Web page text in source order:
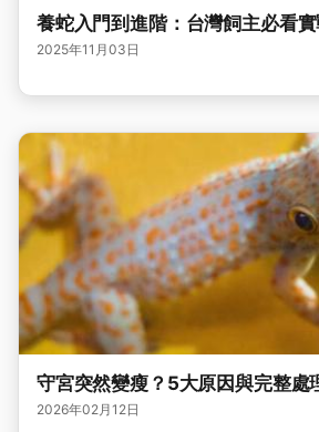
養蛇入門到進階：台灣飼主必看
2025年11月03日
守宮突然變瘦？5大原因與完整處
2026年02月12日